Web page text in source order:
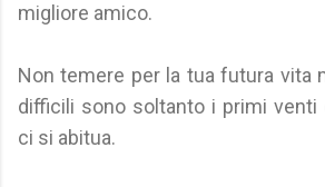
migliore amico.
Non temere per la tua futura vita
difficili sono soltanto i primi venti
ci si abitua.